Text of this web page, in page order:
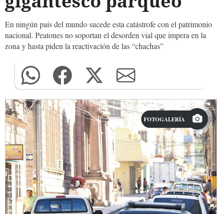
En ningún país del mundo sucede esta catástrofe con el patrimonio
nacional. Peatones no soportan el desorden vial que impera en la
zona y hasta piden la reactivación de las “chachas”
FOTOGALERÍA